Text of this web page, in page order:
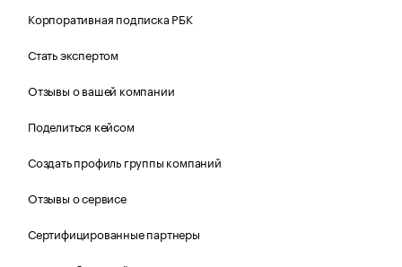
Корпоративная подписка РБК
Стать экспертом
Отзывы о вашей компании
Поделиться кейсом
Создать профиль группы компаний
Отзывы о сервисе
Сертифицированные партнеры